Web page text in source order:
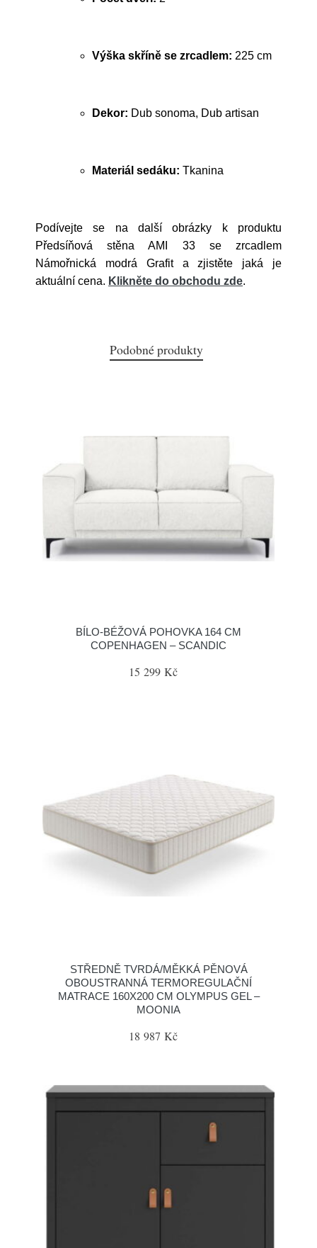
Výška skříně se zrcadlem: 225 cm
Dekor: Dub sonoma, Dub artisan
Materiál sedáku: Tkanina
Podívejte se na další obrázky k produktu
Předsíňová stěna AMI 33 se zrcadlem
Námořnická modrá Grafit a zjistěte jaká je
aktuální cena. Klikněte do obchodu zde.
Podobné produkty
BÍLO-BÉŽOVÁ POHOVKA 164 CM
COPENHAGEN – SCANDIC
15 299 Kč
STŘEDNĚ TVRDÁ/MĚKKÁ PĚNOVÁ
OBOUSTRANNÁ TERMOREGULAČNÍ
MATRACE 160X200 CM OLYMPUS GEL –
MOONIA
18 987 Kč